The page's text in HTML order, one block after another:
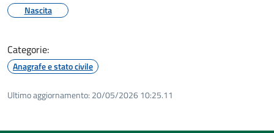
Nascita
Categorie:
Anagrafe e stato civile
Ultimo aggiornamento: 20/05/2026 10:25.11